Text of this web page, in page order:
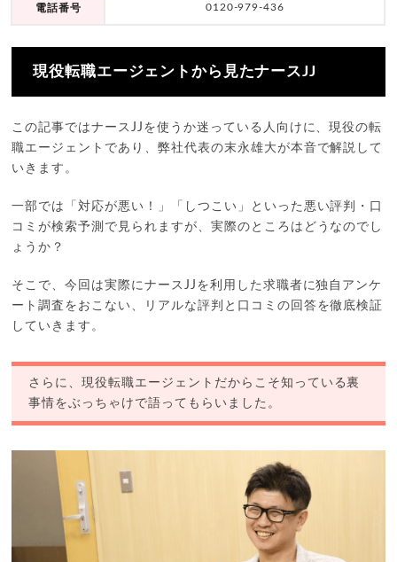
電話番号 0120-979-436
現役転職エージェントから見たナースJJ
この記事ではナースJJを使うか迷っている人向けに、現役の転
職エージェントであり、弊社代表の末永雄大が本音で解説して
いきます。
一部では「対応が悪い！」「しつこい」といった悪い評判・口
コミが検索予測で見られますが、実際のところはどうなのでし
ょうか？
そこで、今回は実際にナースJJを利用した求職者に独自アンケ
ート調査をおこない、リアルな評判と口コミの回答を徹底検証
していきます。
さらに、現役転職エージェントだからこそ知っている裏
事情をぶっちゃけで語ってもらいました。